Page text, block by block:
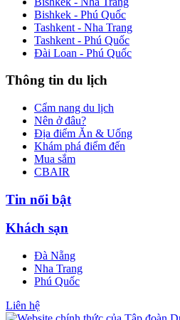
Bishkek - Phú Quốc
Tashkent - Nha Trang
Tashkent - Phú Quốc
Đài Loan - Phú Quốc
Thông tin du lịch
Cẩm nang du lịch
Nên ở đâu?
Địa điểm Ăn & Uống
Khám phá điểm đến
Mua sắm
CBAIR
Tin nổi bật
Khách sạn
Đà Nẵng
Nha Trang
Phú Quốc
Liên hệ